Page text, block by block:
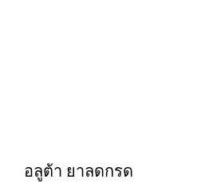
อลูต้า ยาลดกรด